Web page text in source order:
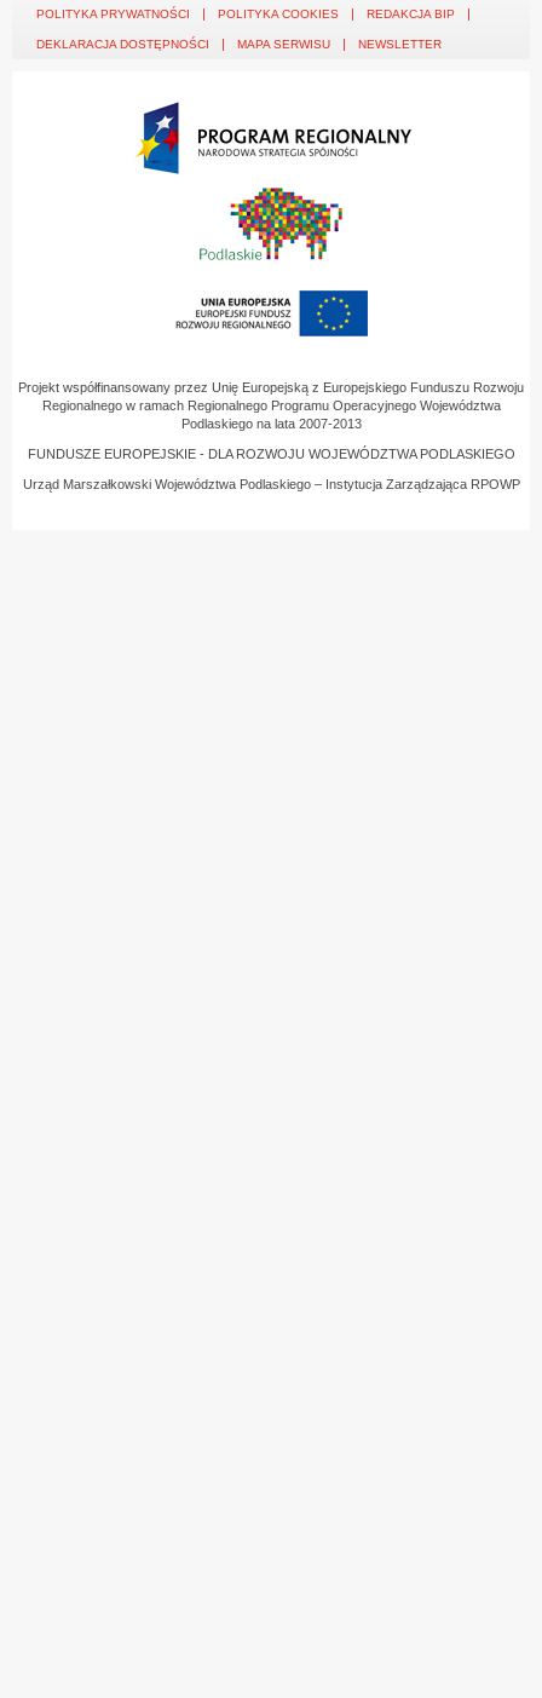
POLITYKA PRYWATNOŚCI POLITYKA COOKIES REDAKCJA BIP
DEKLARACJA DOSTĘPNOŚCI MAPA SERWISU NEWSLETTER
Projekt współfinansowany przez Unię Europejską z Europejskiego Funduszu Rozwoju
Regionalnego w ramach Regionalnego Programu Operacyjnego Województwa
Podlaskiego na lata 2007-2013
FUNDUSZE EUROPEJSKIE - DLA ROZWOJU WOJEWÓDZTWA PODLASKIEGO
Urząd Marszałkowski Województwa Podlaskiego – Instytucja Zarządzająca RPOWP